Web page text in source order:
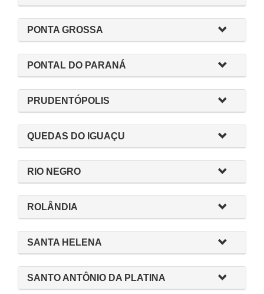
PONTA GROSSA
PONTAL DO PARANÁ
PRUDENTÓPOLIS
QUEDAS DO IGUAÇU
RIO NEGRO
ROLÂNDIA
SANTA HELENA
SANTO ANTÔNIO DA PLATINA